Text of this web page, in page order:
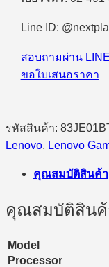
83JE01BTTA
Core
13700H/16GB/
SSD/15.6″
FHD/RTX5060/
Grey)
ชิ้น
Line ID:
สอบถามผ่าน LINE
ขอใบเสนอราคา
รหัสสินค้า:
Lenovo, Lenovo
คุณสมบัติสินค้า
คุณสมบัติสินค้
Model
Processor